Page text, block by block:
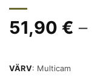
51,90 € –
VÄRV: Multicam